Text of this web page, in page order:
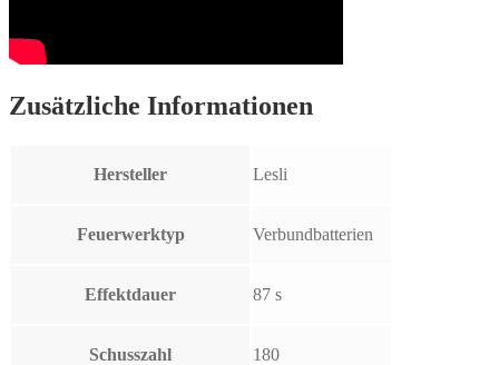
Zusätzliche Informationen
Hersteller Lesli
Feuerwerktyp Verbundbatterien
Effektdauer 87 s
Schusszahl 180